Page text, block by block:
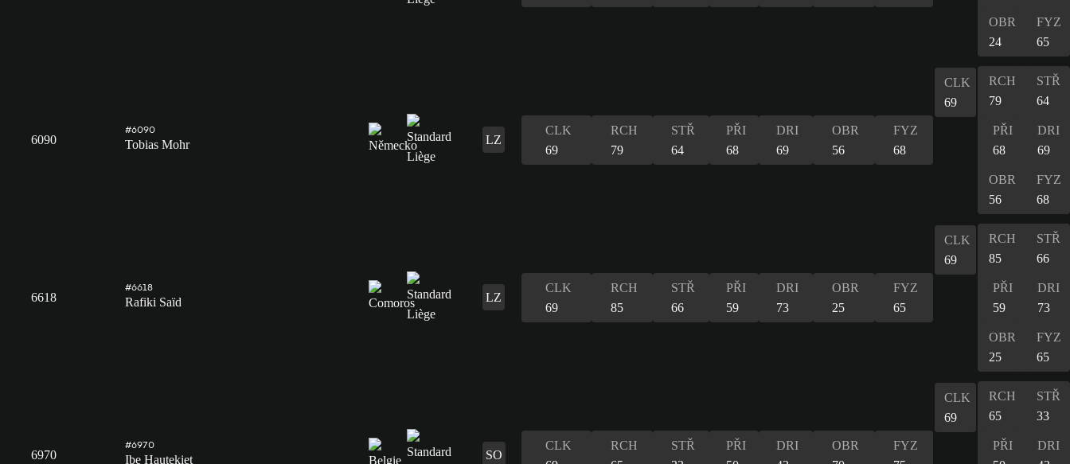
OBR
24
FYZ
65
6090
#6090
Tobias Mohr LZ
CLK
69
RCH
79
STŘ
64
PŘI
68
DRI
69
OBR
56
FYZ
68
CLK
69
RCH
79
STŘ
64
PŘI
68
DRI
69
OBR
56
FYZ
68
6618
#6618
Rafiki Saïd LZ
CLK
69
RCH
85
STŘ
66
PŘI
59
DRI
73
OBR
25
FYZ
65
CLK
69
RCH
85
STŘ
66
PŘI
59
DRI
73
OBR
25
FYZ
65
6970
#6970
Ibe Hautekiet SO
CLK
RCH
STŘ
PŘI
DRI
OBR
FYZ
CLK
69
RCH
65
STŘ
33
PŘI
DRI